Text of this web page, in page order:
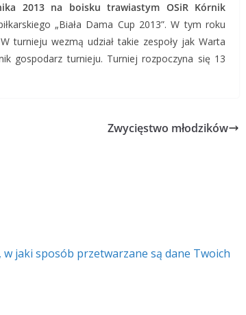
2013 na boisku trawiastym OSiR Kórnik
„Biała Dama Cup 2013”. W tym roku
turnieju wezmą udział takie zespoły jak Warta
gospodarz turnieju. Turniej rozpoczyna się 13
Zwycięstwo młodzików
w jaki sposób przetwarzane są dane Twoich